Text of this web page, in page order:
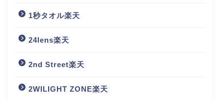
1秒タオル楽天
24lens楽天
2nd Street楽天
2WILIGHT ZONE楽天